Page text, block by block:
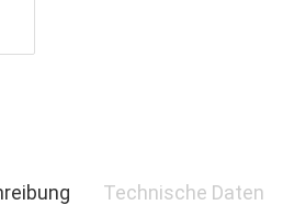
Technische Daten